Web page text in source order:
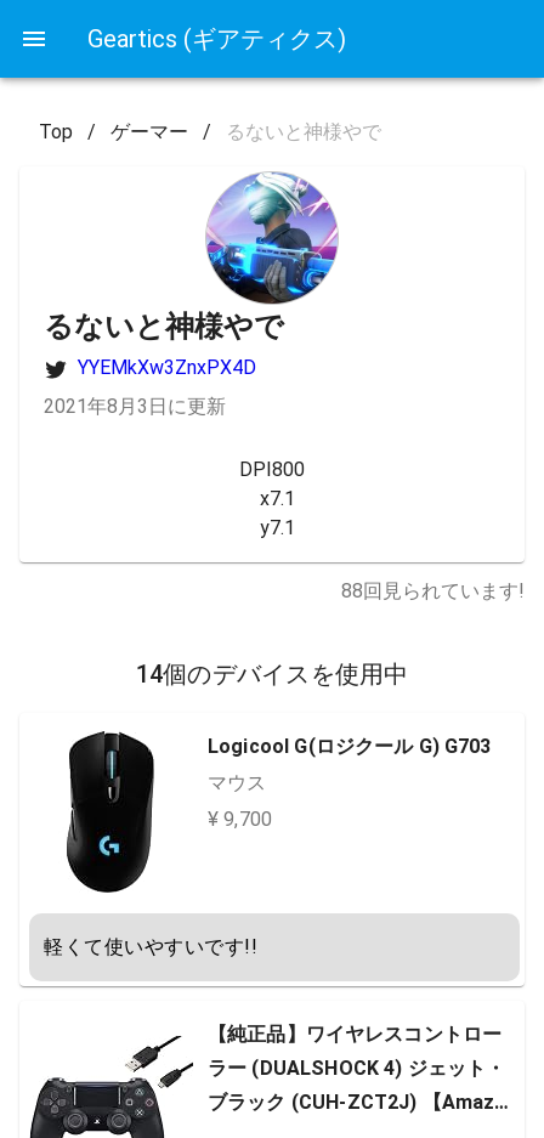
Geartics (ギアティクス)
Top / ゲーマー / るないと神様やで
るないと神様やで
YYEMkXw3ZnxPX4D
2021年8月3日に更新
DPI800
  y7.1
88回見られています!
14個のデバイスを使用中
Logicool G(ロジクール G) G703
マウス
¥ 9,700
軽くて使いやすいです!!
【純正品】ワイヤレスコントロー
ラー (DUALSHOCK 4) ジェット・
ブラック (CUH-ZCT2J) 【Amazo